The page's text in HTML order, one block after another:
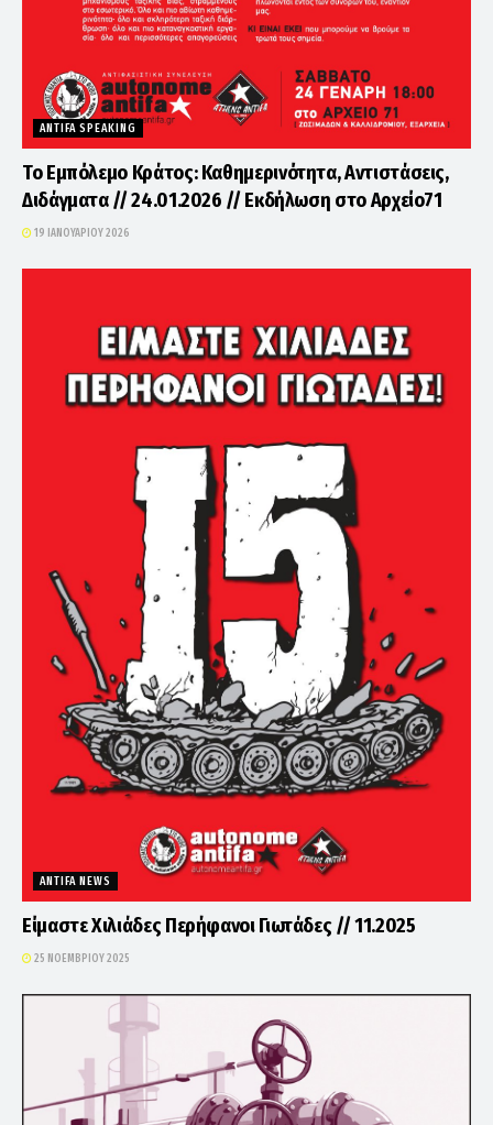
ANTIFA SPEAKING
Το Εμπόλεμο Κράτος: Καθημερινότητα, Αντιστάσεις,
Διδάγματα // 24.01.2026 // Εκδήλωση στο Αρχείο71
19 ΙΑΝΟΥΑΡΊΟΥ 2026
ANTIFA NEWS
Είμαστε Χιλιάδες Περήφανοι Γιωτάδες // 11.2025
25 ΝΟΕΜΒΡΊΟΥ 2025